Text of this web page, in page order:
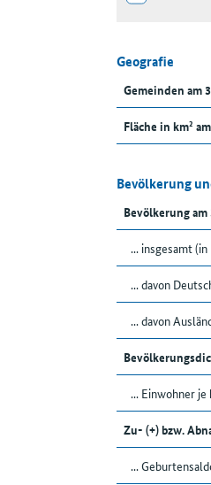
Geografie
Gemeinden am
Fläche in km²
Bevölkerung
Bevölkerung am
... insgesamt (in
... davon
... davon
... Einwohner je
Zu- (+) bzw.
...